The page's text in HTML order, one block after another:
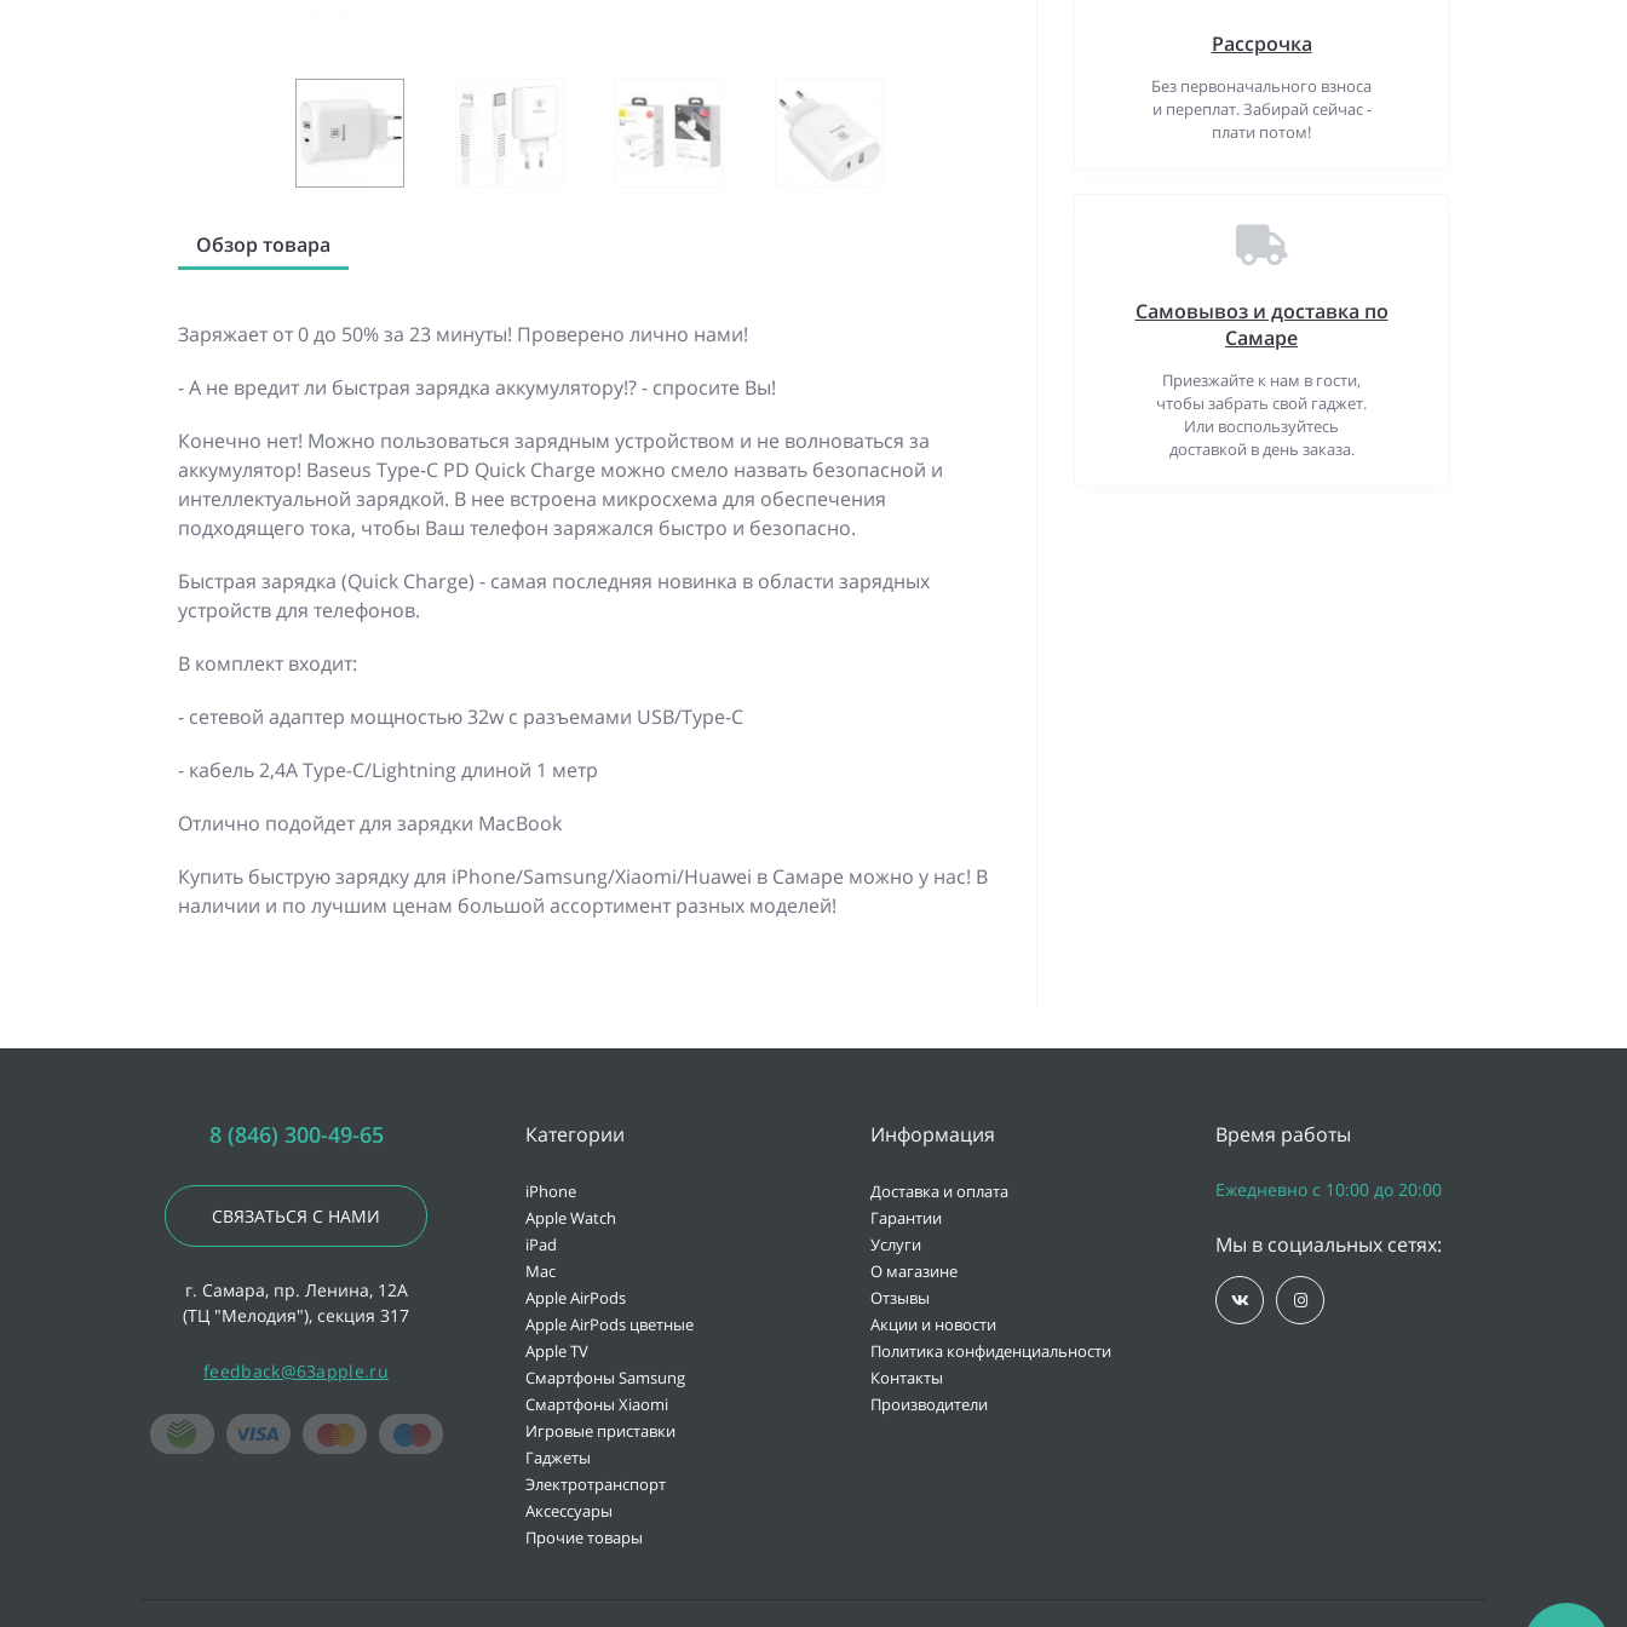
Обзор товара
Заряжает от 0 до 50% за 23 минуты! Проверено лично нами!
- А не вредит ли быстрая зарядка аккумулятору!? - спросите Вы!
Конечно нет! Можно пользоваться зарядным устройством и не волноваться за
аккумулятор! Baseus Type-C PD Quick Charge можно смело назвать безопасной и
интеллектуальной зарядкой. В нее встроена микросхема для обеспечения
подходящего тока, чтобы Ваш телефон заряжался быстро и безопасно.
Быстрая зарядка (Quick Charge) - самая последняя новинка в области зарядных
устройств для телефонов.
В комплект входит:
- сетевой адаптер мощностью 32w с разъемами USB/Type-C
- кабель 2,4А Type-C/Lightning длиной 1 метр
Отлично подойдет для зарядки MacBook
Купить быструю зарядку для iPhone/Samsung/Xiaomi/Huawei в Самаре можно у нас! В
наличии и по лучшим ценам большой ассортимент разных моделей!
Рассрочка
Без первоначального взноса
и переплат. Забирай сейчас -
плати потом!
Самовывоз и доставка по
Самаре
Приезжайте к нам в гости,
чтобы забрать свой гаджет.
Или воспользуйтесь
доставкой в день заказа.
8 (846) 300-49-65
СВЯЗАТЬСЯ С НАМИ
г. Самара, пр. Ленина, 12А
(ТЦ "Мелодия"), секция 317
feedback@63apple.ru
Категории
iPhone
Apple Watch
iPad
Mac
Apple AirPods
Apple AirPods цветные
Apple TV
Смартфоны Samsung
Смартфоны Xiaomi
Игровые приставки
Гаджеты
Электротранспорт
Аксессуары
Прочие товары
Информация
Доставка и оплата
Гарантии
Услуги
О магазине
Отзывы
Акции и новости
Политика конфиденциальности
Контакты
Производители
Время работы
Ежедневно с 10:00 до 20:00
Мы в социальных сетях: